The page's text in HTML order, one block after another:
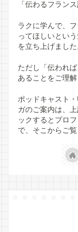
「伝わるフラン
ラクに学んで、
ってほしいとい
を立ち上げました
ただし「伝われ
あることをご理解
ポッドキャスト
ガのご案内は、
ックするとプロ
で、そこからご覧